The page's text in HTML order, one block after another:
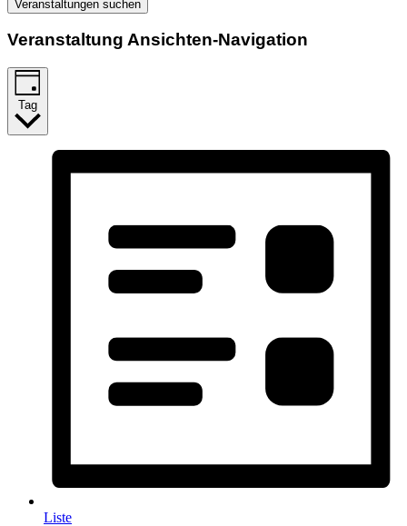
Veranstaltungen suchen
Veranstaltung Ansichten-Navigation
Tag
Liste